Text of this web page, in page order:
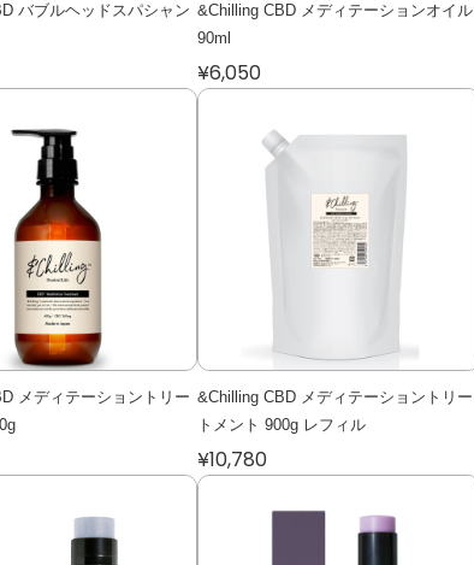
バブルヘッドスパシャン &Chilling CBD メディテーションオイル
90ml
¥6,050
メディテーショントリー &Chilling CBD メディテーショントリー
トメント 900g レフィル
¥10,780